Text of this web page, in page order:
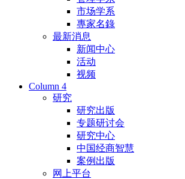
市场学系
專家名錄
最新消息
新闻中心
活动
视频
Column 4
研究
研究出版
专题研讨会
研究中心
中国经商智慧
案例出版
网上平台